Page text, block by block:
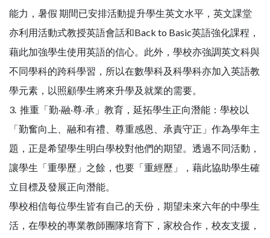
能力，暑假 期間已安排活動提升學生英文水平，英文課堂
亦利用活動式教授英語會話和Back to Basic英語強化課程，
藉此加強學生使用英語的信心。此外，學校亦強調英文科與
不同學科的跨科學習，所以在數學科及科學科亦加入英語教
學元素，以照顧學生將來升學及就業的需要。
3. 推重「勤‧融‧尊‧承」教育，延拓學生正向潛能：學校以
「勤奮向上、融和有禮、尊重感恩、承責守正」作為學年主
題，正是希望學生明白學校對他們的期望。透過不同活動，
讓學生「重學歷」之餘，也要「重經歷」，藉此協助學生確
立目標及發展正向潛能。
學校相信每位學生皆有自己的天份，期望未來六年的中學生
活，在學校的專業教師團隊培育下，家校合作，校友支援，